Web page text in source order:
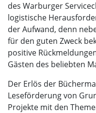
des Warburger
logistische
der Aufwand, denn
für den guten Zweck
positive
Gästen des beliebten
Der Erlös der
Leseförderung von
Projekte mit den